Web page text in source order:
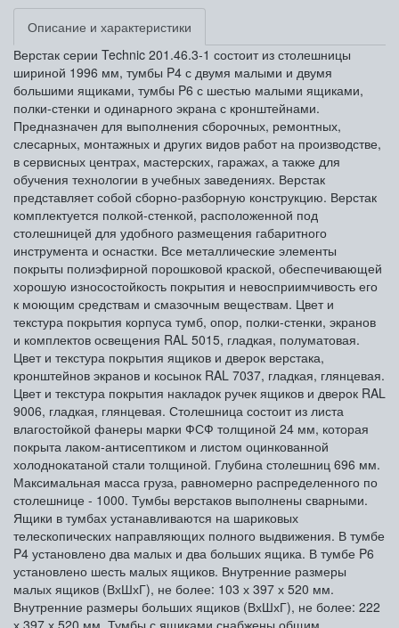
Описание и характеристики
Верстак серии Technic 201.46.3-1 состоит из столешницы
шириной 1996 мм, тумбы P4 с двумя малыми и двумя
большими ящиками, тумбы P6 с шестью малыми ящиками,
полки-стенки и одинарного экрана с кронштейнами.
Предназначен для выполнения сборочных, ремонтных,
слесарных, монтажных и других видов работ на производстве,
в сервисных центрах, мастерских, гаражах, а также для
обучения технологии в учебных заведениях. Верстак
представляет собой сборно-разборную конструкцию. Верстак
комплектуется полкой-стенкой, расположенной под
столешницей для удобного размещения габаритного
инструмента и оснастки. Все металлические элементы
покрыты полиэфирной порошковой краской, обеспечивающей
хорошую износостойкость покрытия и невосприимчивость его
к моющим средствам и смазочным веществам. Цвет и
текстура покрытия корпуса тумб, опор, полки-стенки, экранов
и комплектов освещения RAL 5015, гладкая, полуматовая.
Цвет и текстура покрытия ящиков и дверок верстака,
кронштейнов экранов и косынок RAL 7037, гладкая, глянцевая.
Цвет и текстура покрытия накладок ручек ящиков и дверок RAL
9006, гладкая, глянцевая. Столешница состоит из листа
влагостойкой фанеры марки ФСФ толщиной 24 мм, которая
покрыта лаком-антисептиком и листом оцинкованной
холоднокатаной стали толщиной. Глубина столешниц 696 мм.
Максимальная масса груза, равномерно распределенного по
столешнице - 1000. Тумбы верстаков выполнены сварными.
Ящики в тумбах устанавливаются на шариковых
телескопических направляющих полного выдвижения. В тумбе
P4 установлено два малых и два больших ящика. В тумбе P6
установлено шесть малых ящиков. Внутренние размеры
малых ящиков (ВхШхГ), не более: 103 х 397 х 520 мм.
Внутренние размеры больших ящиков (ВхШхГ), не более: 222
х 397 х 520 мм. Тумбы с ящиками снабжены общим